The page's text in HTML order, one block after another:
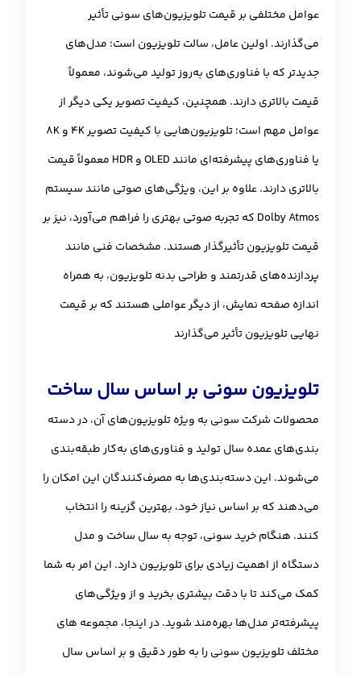
عوامل مختلفی بر قیمت تلویزیون‌های سونی تأثیر
می‌گذارند. اولین عامل، سالت تلویزیون است؛ مدل‌های
جدیدتر که با فناوری‌های به‌روز تولید می‌شوند، معمولاً
قیمت بالاتری دارند. همچنین، کیفیت تصویر یکی دیگر از
عوامل مهم است؛ تلویزیون‌هایی با کیفیت تصویر 4K و 8K
یا فناوری‌های پیشرفته‌ای مانند OLED و HDR معمولاً قیمت
بالاتری دارند. علاوه بر این، ویژگی‌های صوتی مانند سیستم
Dolby Atmos که تجربه صوتی بهتری را فراهم می‌آورد، نیز بر
قیمت تلویزیون تأثیرگذار هستند. مشخصات فنی مانند
پردازنده‌های قدرتمند و طراحی بدنه تلویزیون، به همراه
اندازه صفحه نمایش، از دیگر عواملی هستند که بر قیمت
نهایی تلویزیون تأثیر می‌گذارند
تلویزیون سونی بر اساس سال ساخت
محصولات شرکت سونی به‌ ویژه تلویزیون‌های آن، در دسته‌
بندی‌های عمده سال تولید و فناوری‌های به‌کار طبقه‌بندی
می‌شوند. این دسته‌بندی‌ها به مصرف‌کنندگان این امکان را
می‌دهند که بر اساس نیاز خود، بهترین گزینه را انتخاب
کنند. هنگام خرید سونی، توجه به سال ساخت و مدل
دستگاه از اهمیت زیادی برای تلویزیون دارد. این امر به شما
کمک می‌کند تا با دقت بیشتری بخرید و از ویژگی‌های
پیشرفته‌تر مدل‌ها بهره‌مند شوید. در اینجا، مجموعه های
مختلف تلویزیون سونی را به طور دقیق و بر اساس سال